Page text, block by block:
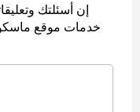
إن أسئلتك
خدمات موقع